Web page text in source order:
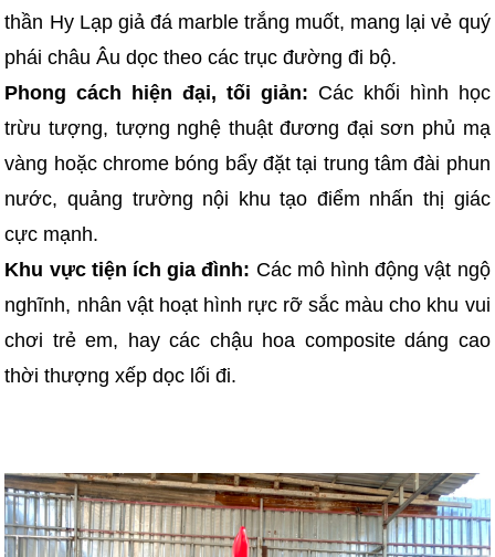
thần Hy Lạp giả đá marble trắng muốt, mang lại vẻ quý
phái châu Âu dọc theo các trục đường đi bộ.
Phong cách hiện đại, tối giản: Các khối hình học
trừu tượng, tượng nghệ thuật đương đại sơn phủ mạ
vàng hoặc chrome bóng bẩy đặt tại trung tâm đài phun
nước, quảng trường nội khu tạo điểm nhấn thị giác
cực mạnh.
Khu vực tiện ích gia đình: Các mô hình động vật ngộ
nghĩnh, nhân vật hoạt hình rực rỡ sắc màu cho khu vui
chơi trẻ em, hay các chậu hoa composite dáng cao
thời thượng xếp dọc lối đi.